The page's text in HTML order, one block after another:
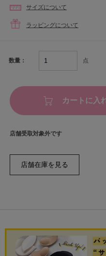
サイズについて
ラッピングについて
数量： 点
カートに入
店舗受取対象外です